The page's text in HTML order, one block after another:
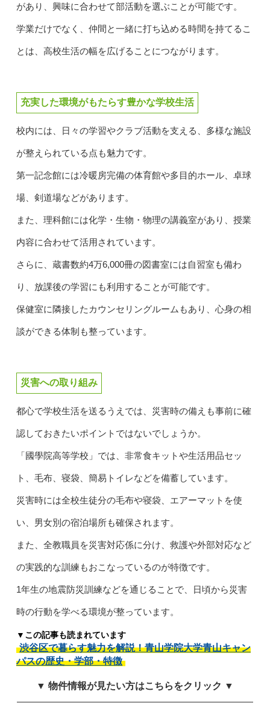
があり、興味に合わせて部活動を選ぶことが可能です。
学業だけでなく、仲間と一緒に打ち込める時間を持てるこ
とは、高校生活の幅を広げることにつながります。
充実した環境がもたらす豊かな学校生活
校内には、日々の学習やクラブ活動を支える、多様な施設
が整えられている点も魅力です。
第一記念館には冷暖房完備の体育館や多目的ホール、卓球
場、剣道場などがあります。
また、理科館には化学・生物・物理の講義室があり、授業
内容に合わせて活用されています。
さらに、蔵書数約4万6,000冊の図書室には自習室も備わ
り、放課後の学習にも利用することが可能です。
保健室に隣接したカウンセリングルームもあり、心身の相
談ができる体制も整っています。
災害への取り組み
都心で学校生活を送るうえでは、災害時の備えも事前に確
認しておきたいポイントではないでしょうか。
「國學院高等学校」では、非常食キットや生活用品セッ
ト、毛布、寝袋、簡易トイレなどを備蓄しています。
災害時には全校生徒分の毛布や寝袋、エアーマットを使
い、男女別の宿泊場所も確保されます。
また、全教職員を災害対応係に分け、救護や外部対応など
の実践的な訓練もおこなっているのが特徴です。
1年生の地震防災訓練などを通じることで、日頃から災害
時の行動を学べる環境が整っています。
▼この記事も読まれています
渋谷区で暮らす魅力を解説！青山学院大学青山キャン
パスの歴史・学部・特徴
▼ 物件情報が見たい方はこちらをクリック ▼